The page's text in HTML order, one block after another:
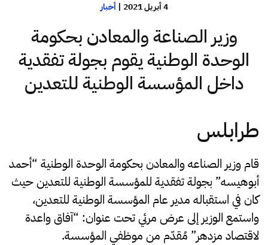
4 أبريل 2021 |أخبار
وزير الصناعة والمعادن بحكومة
الوحدة الوطنية يقوم بجولة تفقدية
داخل المؤسسة الوطنية للتعدين
طرابلس
قام وزير الصناعه والمعادن بحكومة الوحدة الوطنية “أحمد
أبوهيسه” بجولة تفقدية للمؤسسة الوطنية للتعدين حيث
كان في استقباله مدير عام المؤسسة الوطنية للتعدين،
واستمع الوزير إلى عرض مرئي تحت عنوان: “آفاق واعدة
لاقتصاد مزدهر” مُقدّم من موظفي المؤسسة.